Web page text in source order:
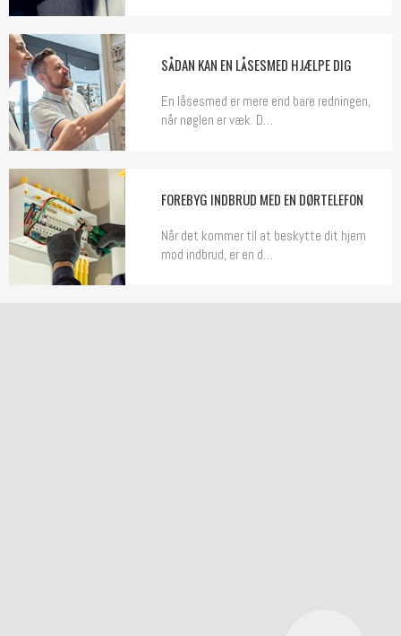
SÅDAN KAN EN LÅSESMED HJÆLPE DIG
En låsesmed er mere end bare redningen,
når nøglen er væk. D…
FOREBYG INDBRUD MED EN DØRTELEFON
Når det kommer til at beskytte dit hjem
mod indbrud, er en d…